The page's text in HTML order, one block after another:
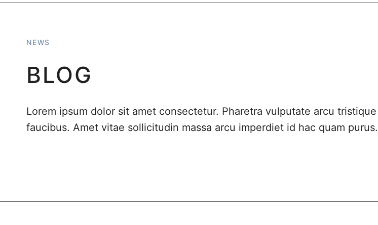
NEWS
BLOG
Lorem ipsum dolor sit amet consectetur. Pharetra vulputate arcu
faucibus. Amet vitae sollicitudin massa arcu imperdiet id hac quam purus.